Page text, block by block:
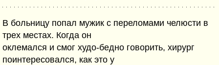
В больницу попал мужик с переломами челюсти в
трех местах. Когда он
оклемался и смог худо-бедно говорить, хирург
поинтересовался, как это у